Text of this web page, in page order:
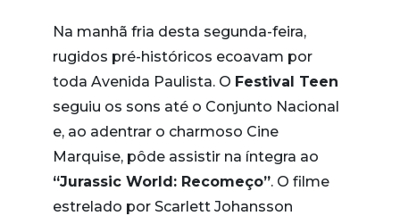
Na manhã fria desta segunda-feira,
rugidos pré-históricos ecoavam por
toda Avenida Paulista. O Festival Teen
seguiu os sons até o Conjunto Nacional
e, ao adentrar o charmoso Cine
Marquise, pôde assistir na íntegra ao
“Jurassic World: Recomeço”. O filme
estrelado por Scarlett Johansson